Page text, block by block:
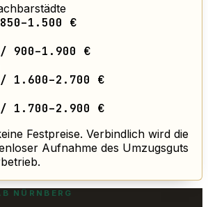
€
900–1.900 €
1.600–2.700 €
1.700–2.900 €
Festpreise. Verbindlich wird die
Aufnahme des Umzugsguts
NÜRNBERG